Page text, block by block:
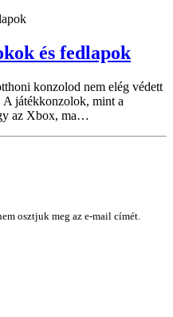
és fedlapok
konzolod nem elég védett
A játékkonzolok, mint a
az Xbox, ma…
osztjuk meg az e-mail címét.